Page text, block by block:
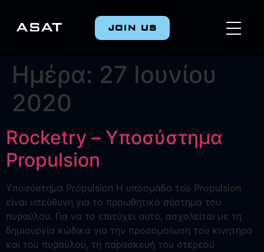
JOIN US
Ημέρα: 27 Ιουνίου
2020
Rocketry – Υποσύστημα
Propulsion
Υποσύστημα Propulsion Η υποομάδα του Propulsion
είναι υπεύθυνη για το προωθητικό σύστημα του
πυραύλου. Για να το επιτύχει αυτό, ασχολείται με τη
δημιουργία κώδικα για την προσομοίωση του κινητήρα
και του πυραύλου, τη παρασκευή του στερεού